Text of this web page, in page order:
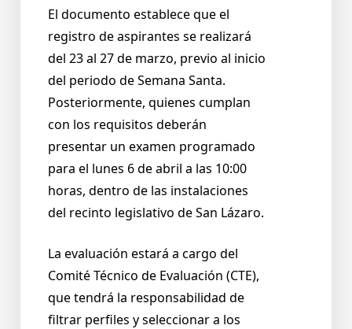
El documento establece que el
registro de aspirantes se realizará
del 23 al 27 de marzo, previo al inicio
del periodo de Semana Santa.
Posteriormente, quienes cumplan
con los requisitos deberán
presentar un examen programado
para el lunes 6 de abril a las 10:00
horas, dentro de las instalaciones
del recinto legislativo de San Lázaro.
La evaluación estará a cargo del
Comité Técnico de Evaluación (CTE),
que tendrá la responsabilidad de
filtrar perfiles y seleccionar a los